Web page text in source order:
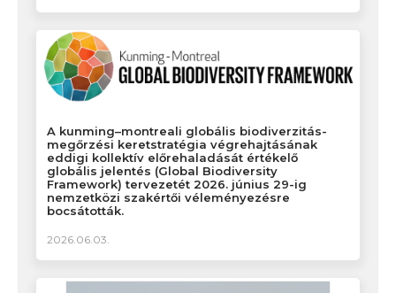
A kunming–montreali globális biodiverzitás-
megőrzési keretstratégia végrehajtásának
eddigi kollektív előrehaladását értékelő
globális jelentés (Global Biodiversity
Framework) tervezetét 2026. június 29-ig
nemzetközi szakértői véleményezésre
bocsátották.
2026.06.03.